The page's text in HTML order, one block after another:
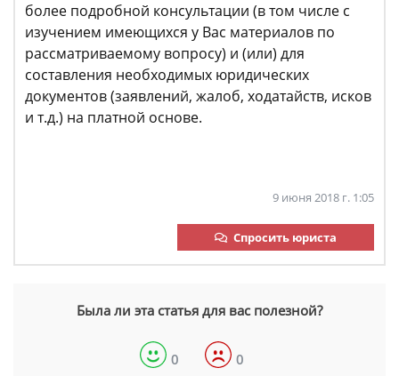
более подробной консультации (в том числе с
изучением имеющихся у Вас материалов по
рассматриваемому вопросу) и (или) для
составления необходимых юридических
документов (заявлений, жалоб, ходатайств, исков
и т.д.) на платной основе.
9 июня 2018 г. 1:05
Спросить юриста
Была ли эта статья для вас полезной?
0 0